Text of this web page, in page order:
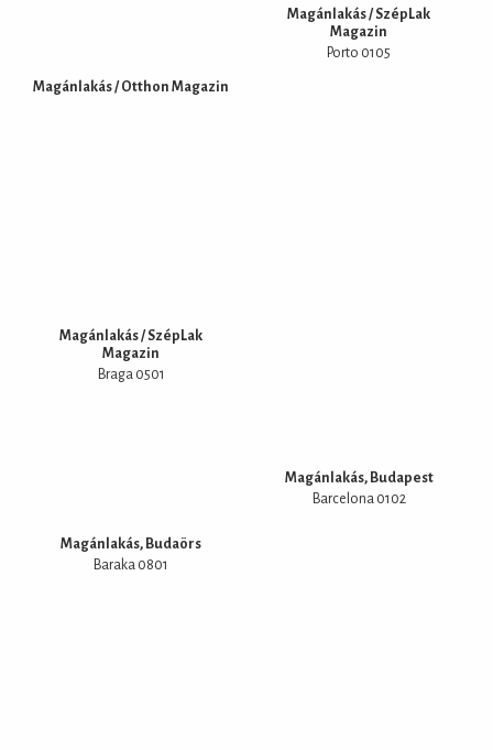
Magánlakás / SzépLak
Magazin
Porto 0105
Magánlakás / Otthon Magazin
Magánlakás, Budapest
Barcelona 0102
Magánlakás / SzépLak
Magazin
Braga 0501
Magánlakás, Budaörs
Baraka 0801